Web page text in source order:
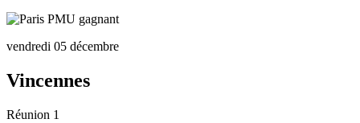
vendredi 05 décembre
Vincennes
Réunion 1